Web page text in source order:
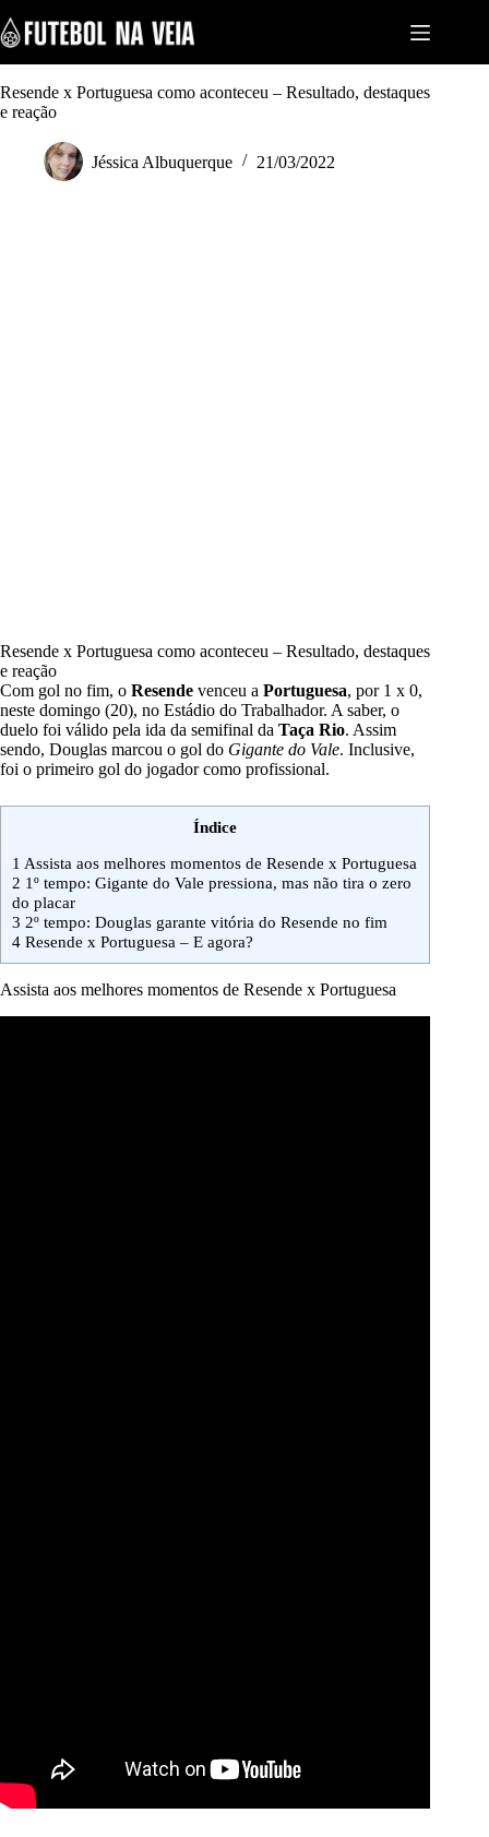
k
i
p
t
o
Resende x Portuguesa como aconteceu – Resultado, destaques
e reação
Jéssica Albuquerque 21/03/2022
Resende x Portuguesa como aconteceu – Resultado, destaques
e reação
Com gol no fim, o Resende venceu a Portuguesa, por 1 x 0,
neste domingo (20), no Estádio do Trabalhador. A saber, o
duelo foi válido pela ida da semifinal da Taça Rio. Assim
sendo, Douglas marcou o gol do Gigante do Vale. Inclusive,
foi o primeiro gol do jogador como profissional.
Índice
1 Assista aos melhores momentos de Resende x Portuguesa
2 1º tempo: Gigante do Vale pressiona, mas não tira o zero
do placar
3 2º tempo: Douglas garante vitória do Resende no fim
4 Resende x Portuguesa – E agora?
Assista aos melhores momentos de Resende x Portuguesa